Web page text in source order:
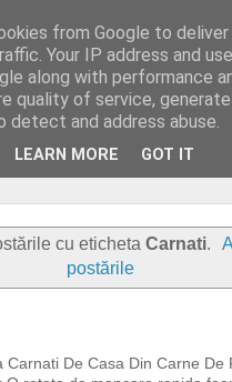
cu eticheta Carnati.
postările
Carnati De Casa Din Carne De
from Google to
Your IP address and
along with performance
quality of service, generate
detect and address abuse.
LEARN MORE GOT IT